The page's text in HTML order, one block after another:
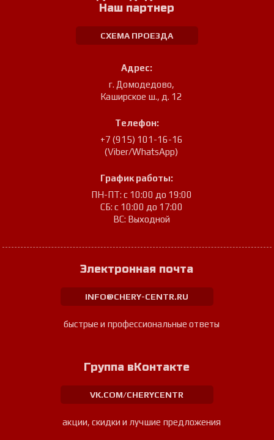
Наш партнер
СХЕМА ПРОЕЗДА
Адрес:
г. Домодедово,
Каширское ш., д. 12
Телефон:
+7 (915) 101-16-16
(Viber/WhatsApp)
График работы:
ПН-ПТ: с 10:00 до 19:00
СБ: с 10:00 до 17:00
ВС: Выходной
Электронная почта
INFO@CHERY-CENTR.RU
быстрые и профессиональные ответы
Группа вКонтакте
VK.COM/CHERYCENTR
акции, скидки и лучшие предложения